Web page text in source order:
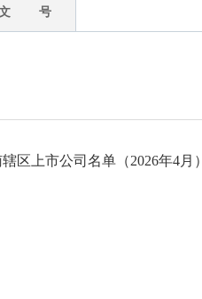
号
区上市公司名单（2026年4月）